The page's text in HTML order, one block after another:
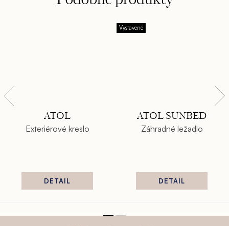
ATOL
Exteriérové kreslo
DETAIL
Vystavené
ATOL SUNBED
Záhradné ležadlo
DETAIL